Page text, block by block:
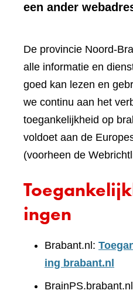
een ander
De provincie Noord-
alle informatie en
goed kan lezen en
we continu aan het
toegankelijkheid op
voldoet aan de
(voorheen de
ingen
Brabant.nl:
ing brabant.nl